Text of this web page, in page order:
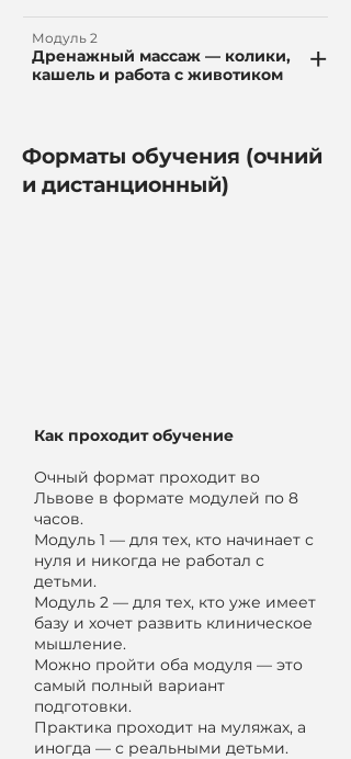
Модуль 2
Дренажный массаж — колики,
кашель и работа с животиком
+
Форматы обучения (очний
и дистанционный)
Как проходит обучение
Очный формат проходит во
Львове в формате модулей по 8
часов.
Модуль 1 — для тех, кто начинает с
нуля и никогда не работал с
детьми.
Модуль 2 — для тех, кто уже имеет
базу и хочет развить клиническое
мышление.
Можно пройти оба модуля — это
самый полный вариант
подготовки.
Практика проходит на муляжах, а
иногда — с реальными детьми.